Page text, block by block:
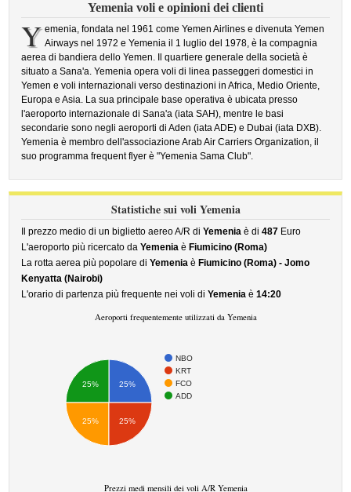
Yemenia voli e opinioni dei clienti
Y emenia, fondata nel 1961 come Yemen Airlines e divenuta Yemen
Airways nel 1972 e Yemenia il 1 luglio del 1978, è la compagnia
aerea di bandiera dello Yemen. Il quartiere generale della società è
situato a Sana'a. Yemenia opera voli di linea passeggeri domestici in
Yemen e voli internazionali verso destinazioni in Africa, Medio Oriente,
Europa e Asia. La sua principale base operativa è ubicata presso
l'aeroporto internazionale di Sana'a (iata SAH), mentre le basi
secondarie sono negli aeroporti di Aden (iata ADE) e Dubai (iata DXB).
Yemenia è membro dell'associazione Arab Air Carriers Organization, il
suo programma frequent flyer è "Yemenia Sama Club".
Statistiche sui voli Yemenia
Il prezzo medio di un biglietto aereo A/R diYemenia è di487 Euro
L'aeroporto più ricercato daYemenia è Fiumicino (Roma)
La rotta aerea più popolare diYemenia è Fiumicino (Roma) - Jomo
Kenyatta (Nairobi)
L'orario di partenza più frequente nei voli diYemenia è14:20
Aeroporti frequentemente utilizzati da Yemenia
NBO
KRT
FCO
ADD
25%
25%
25% 25%
Prezzi medi mensili dei voli A/R Yemenia